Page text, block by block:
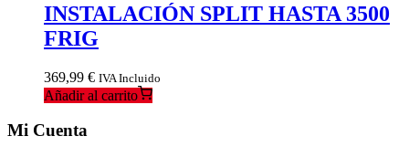
INSTALACIÓN SPLIT HASTA 3500
FRIG
369,99 € IVA Incluido
Añadir al carrito
Mi Cuenta